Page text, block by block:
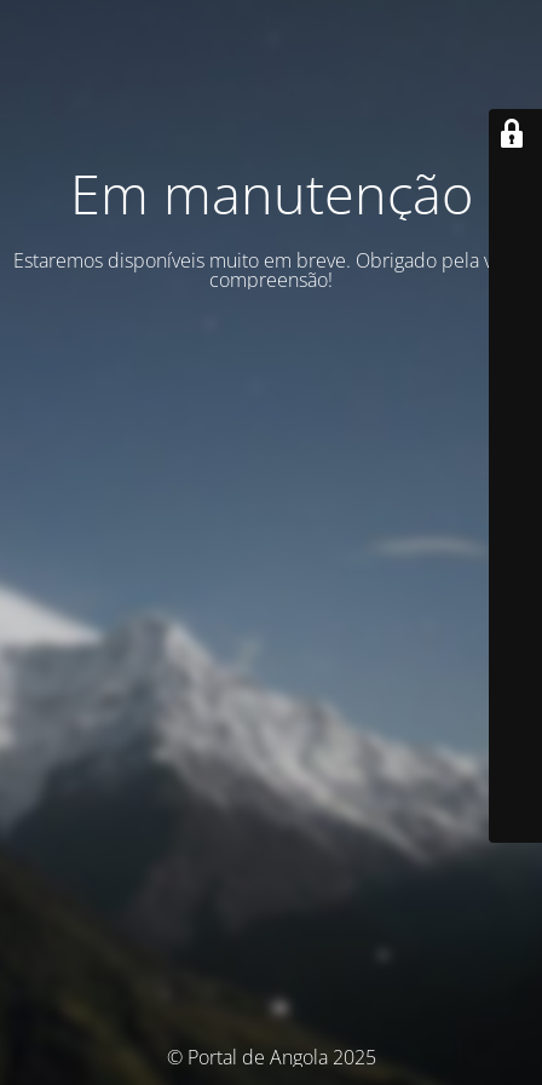
Em manutenção
Estaremos disponíveis muito em breve. Obrigado pela vossa
compreensão!
© Portal de Angola 2025